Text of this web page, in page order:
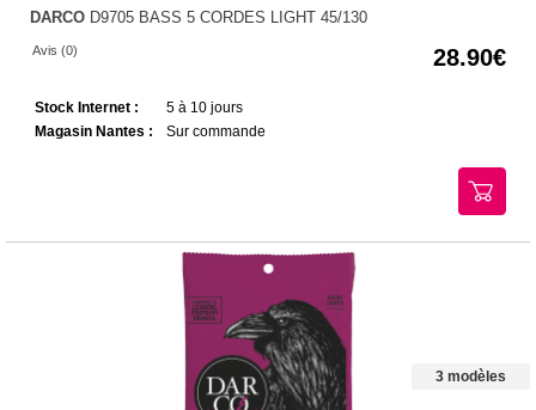
DARCO D9705 BASS 5 CORDES LIGHT 45/130
Avis (0) 28.90
Stock Internet :
5 à 10 jours
Magasin Nantes :
Sur commande
3 modèles